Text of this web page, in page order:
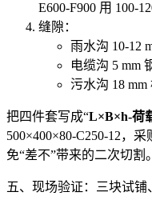
E600-F900 用 100-
缝隙：
雨水沟 10-12
电缆沟 5 mm
污水沟 18 mm
把四件套写成“L×B×h-荷
500×400×80-C250-12，
免“差不”带来的二次切割。
五、现场验证：三块试